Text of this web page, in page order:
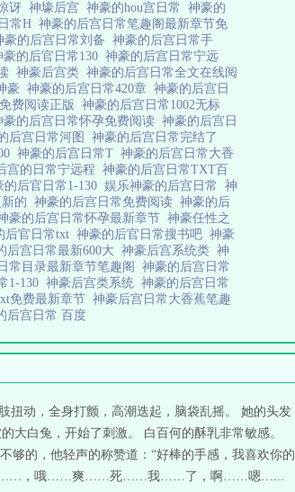
讶 神壕后宫 神豪的hou宫日常 神豪的
常H 神豪的后宫日常笔趣阁最新章节免
豪的后宫日常刘备 神豪的后宫日常手
豪的后官日常130 神豪的后宫日常宁远
神豪后宫类 神豪的后宫日常全文在线阅
豪 神豪的后宫日常420章 神豪的后宫日
费阅读正版 神豪的后宫日常1002无标
豪的后宫日常怀孕免费阅读 神豪的后宫日
后宫日常河图 神豪的后宫日常完结了
神豪的后宫日常T 神豪的后宫日常大香
宫的日常宁远程 神豪的后宫日常TXT百
的后官日常1-130 娱乐神豪的后宫日常 神
的 神豪的后宫日常免费阅读 神豪的后
豪的后宫日常怀孕最新章节 神豪任性之
后官日常txt 神豪的后官日常搜书吧 神豪
后宫日常最新600大 神豪后宫系统类 神
常目录最新章节笔趣阁 神豪的后宫日常
1-130 神豪后宫类系统 神豪的后宫日常
免费最新章节 神豪后宫日常大香蕉笔趣
后宫日常 百度
扭动，全身打颤，高潮迭起，脑袋乱摇。 她的头发
大白兔，开始了刺激。 白百何的酥乳非常敏感。
够的，他轻声的称赞道：“好棒的手感，我喜欢你的
啊……，哦……爽……死……我……了，啊……嗯…...